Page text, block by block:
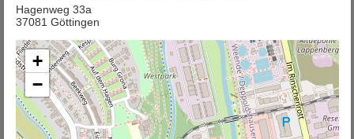
Hagenweg 33a
37081 Göttingen
+
−